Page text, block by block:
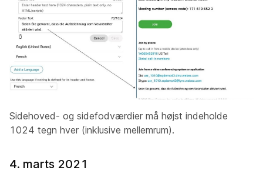
Sidehoved- og sidefodværdier må højst indeholde
1024 tegn hver (inklusive mellemrum).
4. marts 2021